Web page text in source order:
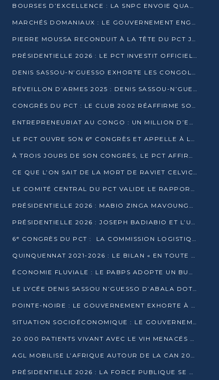
BOURSES D’EXCELLENCE : LA SNPC ENVOIE QUATRE NOUVEAUX TALENTS CONGOLAIS SE FORMER À BAKOU
MARCHÉS DOMANIAUX : LE GOUVERNEMENT ENGAGE LA STRUCTURATION DES TAXES D’ASSAINISSEMENT
PIERRE MOUSSA RECONDUIT À LA TÊTE DU PCT JUSQU’EN 2031
PRÉSIDENTIELLE 2026 : LE PCT INVESTIT OFFICIELLEMENT DENIS SASSOU NGUESSO
DENIS SASSOU-N’GUESSO EXHORTE LES CONGOLAIS À L’UNITÉ ET AU FAIR-PLAY DÉMOCRATIQUE EN 2026
RÉVEILLON D’ARMES 2025 : DENIS SASSOU-N’GUESSO GARANTIT DES ÉLECTIONS 2026 PAISIBLES ET SÉCURISÉES
CONGRÈS DU PCT : LE CLUB 2002 RÉAFFIRME SON SOUTIEN À DENIS SASSOU-N’GUESSO POUR 2026
ENTREPRENEURIAT AU CONGO : UN MILLION D’EUROS POUR FINANCER LES STARTUPS DÈS 2026
LE PCT OUVRE SON 6ᵉ CONGRÈS ET APPELLE À LA CANDIDATURE DE DENIS SASSOU NGUESSO
À TROIS JOURS DE SON CONGRÈS, LE PCT AFFIRME AVOIR ATTEINT TOUS SES OBJECTIFS
CE QUE L’ON SAIT DE LA MORT DE RAVIET CELVIC N’TSIANTSIE
LE COMITÉ CENTRAL DU PCT VALIDE LE RAPPORT DU CONGRÈS ET SOUTIENT DENIS SASSOU N’GUESSO
PRÉSIDENTIELLE 2026 : MABIO ZINGA MAVOUNGOU DÉCLARE SA CANDIDATURE ET CHARGE LE BILAN DU PCT
PRÉSIDENTIELLE 2026 : JOSEPH BADIABIO ET L’UDH-YUKI JOUENT LA PRUDENCE
6ᵉ CONGRÈS DU PCT : LA COMMISSION LOGISTIQUE ASSURE LA DISTRIBUTION DES KITS
QUINQUENNAT 2021-2026 : LE BILAN « EN TOUTE TRANSPARENCE » PRÉSENTÉ À LA PRESSE
ÉCONOMIE FLUVIALE : LE PABPS ADOPTE UN BUDGET 2026 DE PLUS DE 2,7 MILLIARDS FCFA
LE LYCÉE DENIS SASSOU N’GUESSO D’ABALA DOTÉ D’UNE SALLE MULTIMÉDIA
POINTE-NOIRE : LE GOUVERNEMENT EXHORTE À UN USAGE RESPONSABLE DU NOUVEAU MATÉRIEL MUNICIPAL
SITUATION SOCIOÉCONOMIQUE : LE GOUVERNEMENT INTERPELLÉ DEVANT LE SÉNAT
20.000 PATIENTS VIVANT AVEC LE VIH MENACÉS D’ARRÊT DE TRAITEMENT
AGL MOBILISE L’AFRIQUE AUTOUR DE LA CAN 2025
PRÉSIDENTIELLE 2026 : LA FORCE PUBLIQUE SE PRÉPARE À SÉCURISER LE SCRUTIN